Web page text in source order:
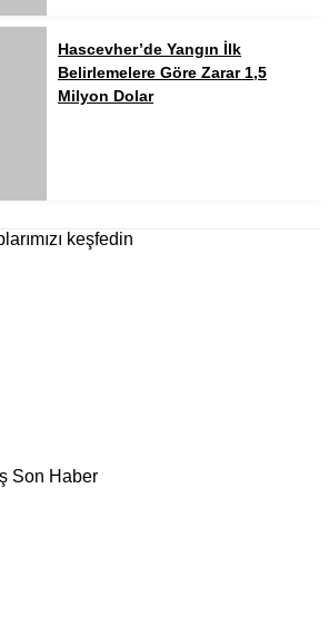
Hascevher’de Yangın İlk
Belirlemelere Göre Zarar 1,5
Milyon Dolar
keşfedin